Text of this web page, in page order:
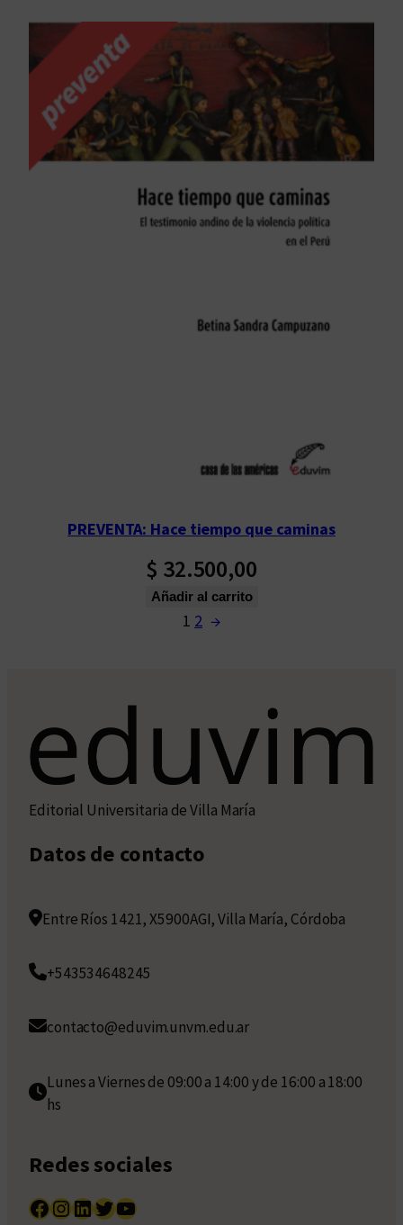
PREVENTA: Hace tiempo que caminas
$ 32.500,00
Añadir al carrito
1 2 →
Editorial Universitaria de Villa María
Datos de contacto
Entre Ríos 1421, X5900AGI, Villa María, Córdoba
+543534648245
contacto@eduvim.unvm.edu.ar
Lunes a Viernes de 09:00 a 14:00 y de 16:00 a 18:00
hs
Redes sociales
Facebook InstagramLinkedIn Twitter YouTube